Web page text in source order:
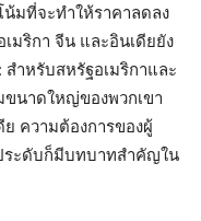
มที่จะทำให้ราคาลดลง
มริกา จีน และอินเดียยัง
ำหรับสหรัฐอเมริกาและ
ขนาดใหญ่ของพวกเขา
ย ความต้องการของผู้
ระดับก็มีบทบาทสำคัญใน